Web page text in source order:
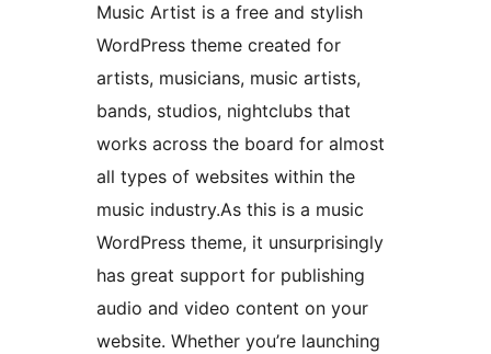
Music Artist is a free and stylish
WordPress theme created for
artists, musicians, music artists,
bands, studios, nightclubs that
works across the board for almost
all types of websites within the
music industry.As this is a music
WordPress theme, it unsurprisingly
has great support for publishing
audio and video content on your
website. Whether you’re launching